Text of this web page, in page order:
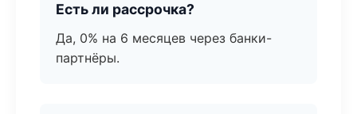
Есть ли рассрочка?
Да, 0% на 6 месяцев через банки-
партнёры.